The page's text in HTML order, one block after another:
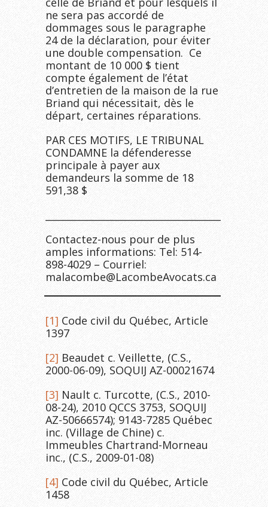
ne sera pas accordé de
dommages sous le paragraphe
24 de la déclaration, pour éviter
une double compensation. Ce
montant de 10 000 $ tient
compte également de l’état
d’entretien de la maison de la rue
Briand qui nécessitait, dès le
départ, certaines réparations.
PAR CES MOTIFS, LE TRIBUNAL
CONDAMNE la défenderesse
principale à payer aux
demandeurs la somme de 18
591,38 $
Contactez-nous pour de plus
amples informations: Tel: 514-
898-4029 – Courriel:
malacombe@LacombeAvocats.ca
[1] Code civil du Québec, Article
1397
[2] Beaudet c. Veillette, (C.S.,
2000-06-09), SOQUIJ AZ-00021674
[3] Nault c. Turcotte, (C.S., 2010-
08-24), 2010 QCCS 3753, SOQUIJ
AZ-50666574); 9143-7285 Québec
inc. (Village de Chine) c.
Immeubles Chartrand-Morneau
inc., (C.S., 2009-01-08)
[4] Code civil du Québec, Article
1458